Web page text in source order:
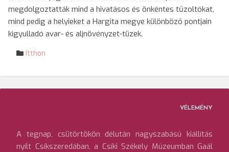
megdolgoztatták mind a hivatásos és önkéntes tűzoltókat,
mind pedig a helyieket a Hargita megye különböző pontjain
kigyulladó avar- és aljnövényzet-tüzek.
Itthon
VÉLEMÉNY
A tegnap, csütörtökön délután nagyszabású kiállítás
nyílt Csíkszeredában, a Csíki Székely Múzeumban Gaál